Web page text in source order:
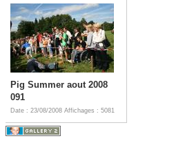
Pig Summer aout 2008
091
Date : 23/08/2008 Affichages : 5081